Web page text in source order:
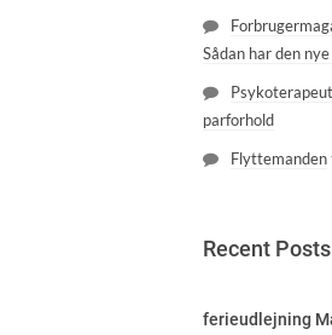
Sådan har den
parforhold
Flyttemanden
Recent Posts
ferieudlejning